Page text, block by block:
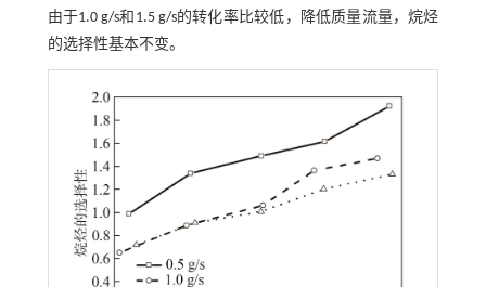
由于1.0 g/s和1.5 g/s的转化率比较低，降低质量流量，烷烃
的选择性基本不变。